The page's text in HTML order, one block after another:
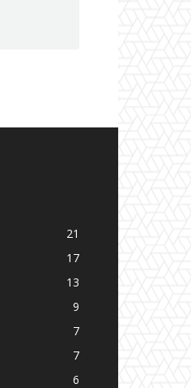
21
17
13
9
7
7
6